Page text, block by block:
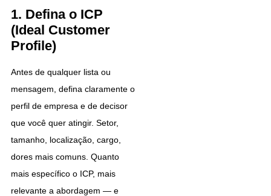
1. Defina o ICP
(Ideal Customer
Profile)
Antes de qualquer lista ou
mensagem, defina claramente o
perfil de empresa e de decisor
que você quer atingir. Setor,
tamanho, localização, cargo,
dores mais comuns. Quanto
mais específico o ICP, mais
relevante a abordagem — e